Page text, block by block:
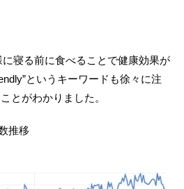
に寝る前に食べることで健康効果が
というキーワードも徐々に注
とがわかりました。
推移